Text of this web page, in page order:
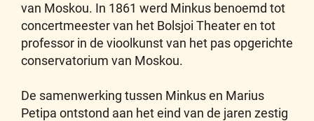
van Moskou. In 1861 werd Minkus benoemd tot
concertmeester van het Bolsjoi Theater en tot
professor in de vioolkunst van het pas opgerichte
conservatorium van Moskou.
De samenwerking tussen Minkus en Marius
Petipa ontstond aan het eind van de jaren zestig